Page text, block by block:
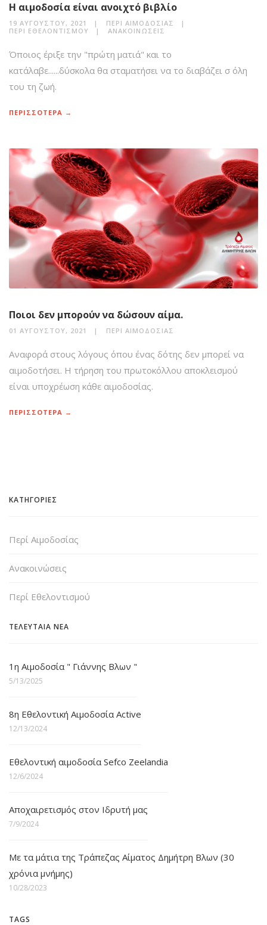
Η αιμοδοσία είναι ανοιχτό βιβλίο
19 ΑΥΓΟΎΣΤΟΥ, 2021
ΠΕΡΊ ΑΙΜΟΔΟΣΊΑΣ
ΠΕΡΊ ΕΘΕΛΟΝΤΙΣΜΟΎ
ΑΝΑΚΟΙΝΏΣΕΙΣ
Όποιος έριξε την "πρώτη ματιά" και το
κατάλαβε......δύσκολα θα σταματήσει να το διαβάζει σ όλη
του τη ζωή.
ΠΕΡΙΣΣΟΤΕΡΑ →
Ποιοι δεν μπορούν να δώσουν αίμα.
01 ΑΥΓΟΎΣΤΟΥ, 2021 ΠΕΡΊ ΑΙΜΟΔΟΣΊΑΣ
Αναφορά στους λόγους όπου ένας δότης δεν μπορεί να
αιμοδοτήσει. Η τήρηση του πρωτοκόλλου αποκλεισμού
είναι υποχρέωση κάθε αιμοδοσίας.
ΠΕΡΙΣΣΟΤΕΡΑ →
ΚΑΤΗΓΟΡΙΕΣ
Περί Αιμοδοσίας
Ανακοινώσεις
Περί Εθελοντισμού
ΤΕΛΕΥΤΑΙΑ ΝΕΑ
1η Αιμοδοσία " Γιάννης Βλων "
5/13/2025
8η Εθελοντική Αιμοδοσία Active
12/13/2024
Εθελοντική αιμοδοσία Sefco Zeelandia
12/6/2024
Αποχαιρετισμός στον Ιδρυτή μας
7/9/2024
Με τα μάτια της Τράπεζας Αίματος Δημήτρη Βλων (30
χρόνια μνήμης)
10/28/2023
TAGS